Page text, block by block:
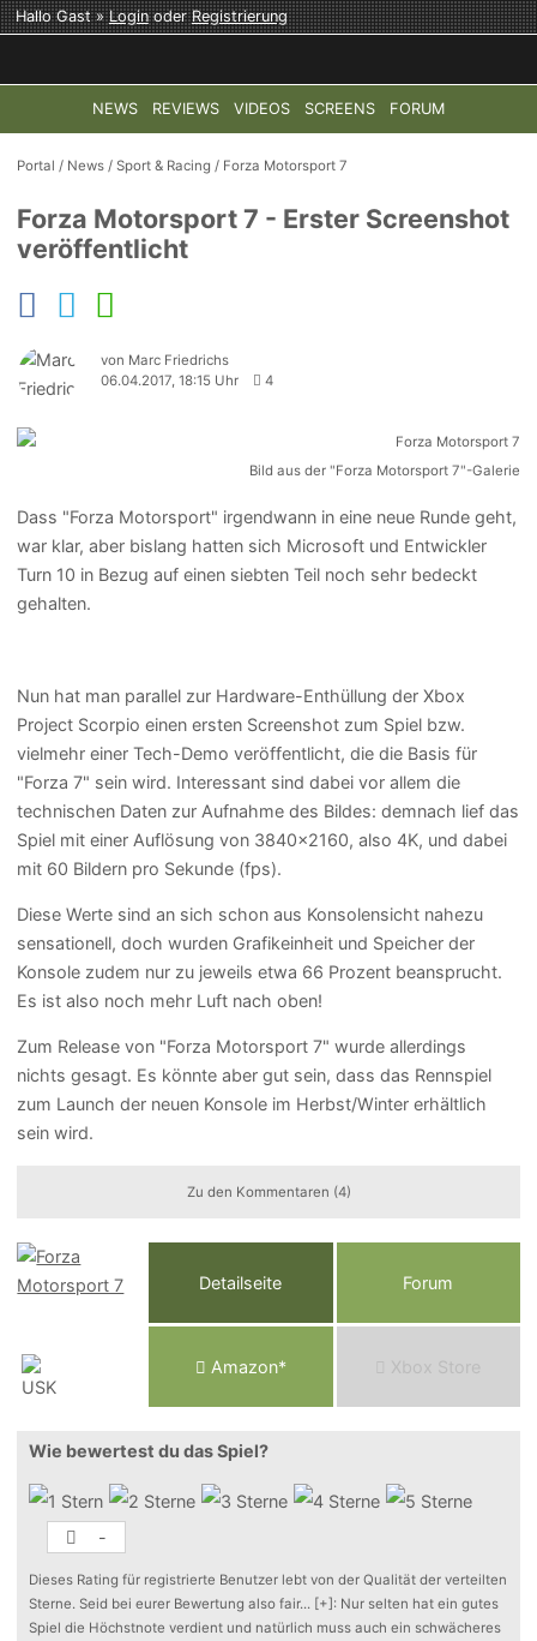
Hallo Gast »LoginoderRegistrierung
NEWS REVIEWS VIDEOS SCREENS FORUM
TOP-THEMEN: COD: MODERN WARFARE 4 HALO:
Portal / News /Sport & Racing / Forza Motorsport 7
Forza Motorsport 7 - Erster Screenshot
veröffentlicht
von Marc Friedrichs
06.04.2017, 18:15 Uhr
4
Bild aus der "Forza Motorsport 7"-Galerie
Dass "Forza Motorsport" irgendwann in eine neue Runde geht,
war klar, aber bislang hatten sich Microsoft und Entwickler
Turn 10 in Bezug auf einen siebten Teil noch sehr bedeckt
gehalten.
Nun hat man parallel zur Hardware-Enthüllung der Xbox
Project Scorpio einen ersten Screenshot zum Spiel bzw.
vielmehr einer Tech-Demo veröffentlicht, die die Basis für
"Forza 7" sein wird. Interessant sind dabei vor allem die
technischen Daten zur Aufnahme des Bildes: demnach lief das
Spiel mit einer Auflösung von 3840x2160, also 4K, und dabei
mit 60 Bildern pro Sekunde (fps).
Diese Werte sind an sich schon aus Konsolensicht nahezu
sensationell, doch wurden Grafikeinheit und Speicher der
Konsole zudem nur zu jeweils etwa 66 Prozent beansprucht.
Es ist also noch mehr Luft nach oben!
Zum Release von "Forza Motorsport 7" wurde allerdings
nichts gesagt. Es könnte aber gut sein, dass das Rennspiel
zum Launch der neuen Konsole im Herbst/Winter erhältlich
sein wird.
Zu den Kommentaren (4)
Detailseite Forum
Amazon* Xbox Store
Wie bewertest du das Spiel?
-
Dieses Rating für registrierte Benutzer lebt von der Qualität der verteilten
Sterne. Seid bei eurer Bewertung also fair... [+]: Nur selten hat ein gutes
Spiel die Höchstnote verdient und natürlich muss auch ein schwächeres